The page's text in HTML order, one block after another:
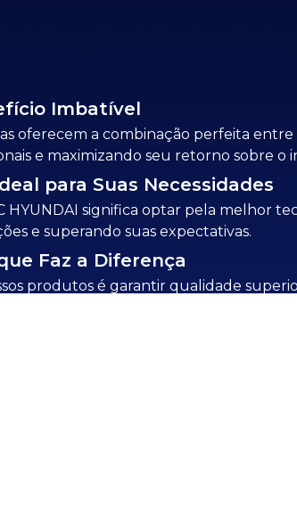
Imbatível
oferecem a combinação perfeita
e maximizando seu retorno sobre o
para Suas Necessidades
HYUNDAI significa optar pela melhor
e superando suas expectativas.
Faz a Diferença
produtos é garantir qualidade